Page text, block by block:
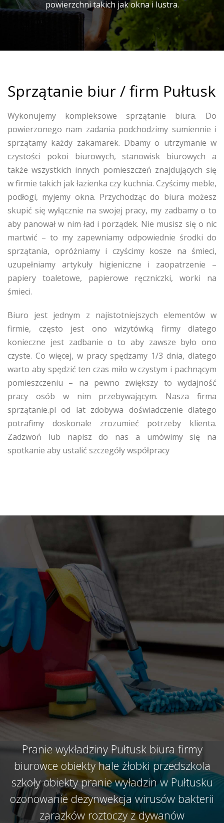
powierzchni takich jak okna i lustra.
Sprzątanie biur / firm Pułtusk
Wykonujemy kompleksowe sprzątanie biura. Do
powierzonego nam zadania podchodzimy sumiennie i
sprzątamy każdy zakamarek. Dbamy o utrzymanie w
czystości pokoi biurowych, stanowisk biurowych a
także wszystkich innych pomieszczeń znajdujących się
w firmie takich jak łazienka czy kuchnia. Czyścimy meble,
podłogi, myjemy okna. Przychodząc do biura możesz
skupić się wyłącznie na swojej pracy, my zadbamy o to
aby panował w nim ład i porządek. Nie musisz się o nic
martwić – to my zapewniamy odpowiednie środki do
sprzątania, opróżniamy i czyścimy kosze na śmieci,
uzupełniamy artykuły higieniczne i zaopatrzenie –
papiery toaletowe, papierowe ręczniczki, worki na
śmieci.
Biuro jest jednym z najistotniejszych elementów w
firmie, często jest ono wizytówką firmy dlatego
konieczne jest zadbanie o to aby zawsze było ono
czyste. Co więcej, w pracy spędzamy 1/3 dnia, dlatego
warto aby spędzić ten czas miło w czystym i pachnącym
pomieszczeniu – na pewno zwiększy to wydajność
pracy osób w nim przebywającym. Nasza firma
sprzątanie.pl od lat zdobywa doświadczenie dlatego
potrafimy doskonale zrozumieć potrzeby klienta.
Zadzwoń lub napisz do nas a umówimy się na
spotkanie aby ustalić szczegóły współpracy
Pranie wykładziny Pułtusk biura firmy
biurowce obiekty hale żłobki przedszkola
szkoły obiekty pranie wyładzin w Pułtusku
ozonowanie dezynwekcja wirusów bakterii
zarazków roztoczy z dywanów